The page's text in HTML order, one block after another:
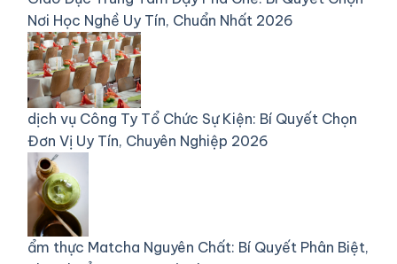
Nơi Học Nghề Uy Tín, Chuẩn Nhất 2026
dịch vụ Công Ty Tổ Chức Sự Kiện: Bí Quyết Chọn
Đơn Vị Uy Tín, Chuyên Nghiệp 2026
ẩm thực Matcha Nguyên Chất: Bí Quyết Phân Biệt,